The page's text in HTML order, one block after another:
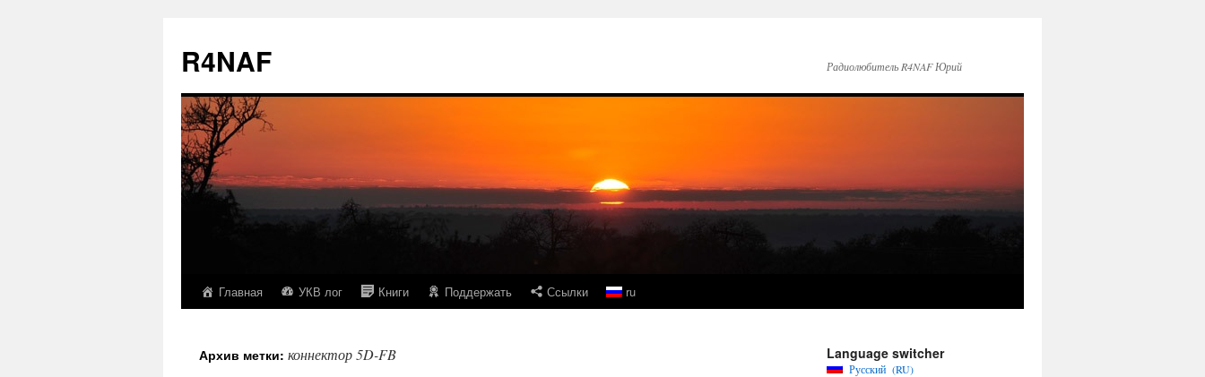
R4NAF Радиолюбитель R4NAF Юрий
Перейти
содержимому
Главная УКВ лог Книги Поддержать Ссылки ru
Архив метки: коннектор 5D-FB Language switcher
Русский
RU